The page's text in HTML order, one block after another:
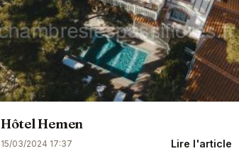
Hôtel Hemen
15/03/2024 17:37 Lire l'article